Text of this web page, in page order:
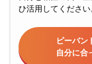
ひ活用してください
ピーバン
自分に合